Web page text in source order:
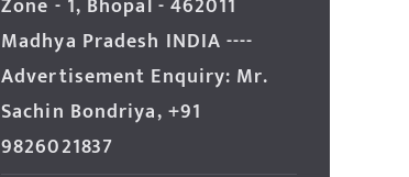
Zone - 1, Bhopal - 462011
Madhya Pradesh INDIA ----
Advertisement Enquiry: Mr.
Sachin Bondriya, +91
9826021837